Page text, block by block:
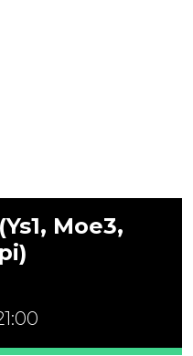
Moe3,